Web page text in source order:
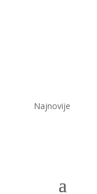
Najnovije